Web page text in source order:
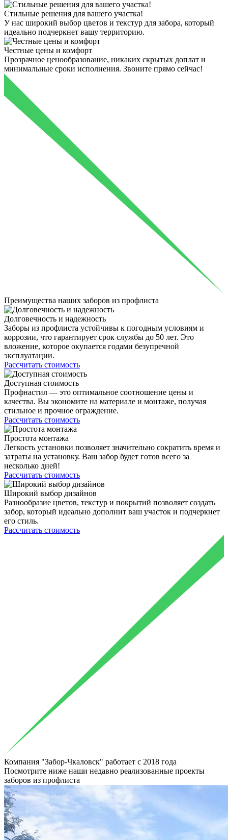
Стильные решения для вашего участка!
У нас широкий выбор цветов и текстур для забора, который
идеально подчеркнет вашу территорию.
Честные цены и комфорт
Прозрачное ценообразование, никаких скрытых доплат и
минимальные сроки исполнения. Звоните прямо сейчас!
Преимущества наших заборов из профлиста
Долговечность и надежность
Заборы из профлиста устойчивы к погодным условиям и
коррозии, что гарантирует срок службы до 50 лет. Это
вложение, которое окупается годами безупречной
эксплуатации.
Рассчитать стоимость
Доступная стоимость
Профнастил — это оптимальное соотношение цены и
качества. Вы экономите на материале и монтаже, получая
стильное и прочное ограждение.
Рассчитать стоимость
Простота монтажа
Легкость установки позволяет значительно сократить время и
затраты на установку. Ваш забор будет готов всего за
несколько дней!
Рассчитать стоимость
Широкий выбор дизайнов
Разнообразие цветов, текстур и покрытий позволяет создать
забор, который идеально дополнит ваш участок и подчеркнет
его стиль.
Рассчитать стоимость
Компания "Забор-Чкаловск" работает с 2018 года
Посмотрите ниже наши недавно реализованные проекты
заборов из профлиста